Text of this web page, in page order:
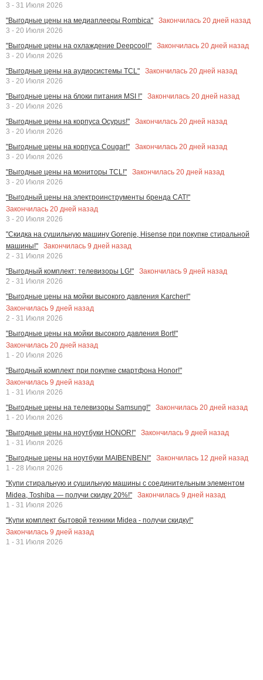
3 - 31 Июля 2026
"Выгодные цены на медиаплееры Rombica"
Закончилась 20 дней назад
3 - 20 Июля 2026
"Выгодные цены на охлаждение Deepcool!"
Закончилась 20 дней назад
3 - 20 Июля 2026
"Выгодные цены на аудиосистемы TCL"
Закончилась 20 дней назад
3 - 20 Июля 2026
"Выгодные цены на блоки питания MSI !"
Закончилась 20 дней назад
3 - 20 Июля 2026
"Выгодные цены на корпуса Ocypus!"
Закончилась 20 дней назад
3 - 20 Июля 2026
"Выгодные цены на корпуса Cougar!"
Закончилась 20 дней назад
3 - 20 Июля 2026
"Выгодные цены на мониторы TCL!"
Закончилась 20 дней назад
3 - 20 Июля 2026
"Выгодный цены на электроинструменты бренда CAT!"
Закончилась 20 дней назад
3 - 20 Июля 2026
"Скидка на сушильную машину Gorenje, Hisense при покупке стиральной
машины!"
Закончилась 9 дней назад
2 - 31 Июля 2026
"Выгодный комплект: телевизоры LG!"
Закончилась 9 дней назад
2 - 31 Июля 2026
"Выгодные цены на мойки высокого давления Karcher!"
Закончилась 9 дней назад
2 - 31 Июля 2026
"Выгодные цены на мойки высокого давления Bort!"
Закончилась 20 дней назад
1 - 20 Июля 2026
"Выгодный комплект при покупке смартфона Honor!"
Закончилась 9 дней назад
1 - 31 Июля 2026
"Выгодные цены на телевизоры Samsung!"
Закончилась 20 дней назад
1 - 20 Июля 2026
"Выгодные цены на ноутбуки HONOR!"
Закончилась 9 дней назад
1 - 31 Июля 2026
"Выгодные цены на ноутбуки MAIBENBEN!"
Закончилась 12 дней назад
1 - 28 Июля 2026
"Купи стиральную и сушильную машины с соединительным элементом
Midea, Toshiba — получи скидку 20%!"
Закончилась 9 дней назад
1 - 31 Июля 2026
"Купи комплект бытовой техники Midea - получи скидку!"
Закончилась 9 дней назад
1 - 31 Июля 2026